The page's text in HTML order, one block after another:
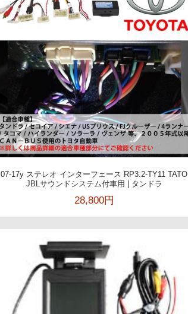
07-17y ステレオ インターフェース RP3.2-TY11 TATO
JBLサウンドシステム付車用 | タンドラ
28,800円